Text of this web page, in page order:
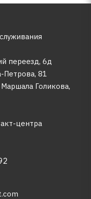
переезд, 6д
Петрова, 81
Голикова,
центра